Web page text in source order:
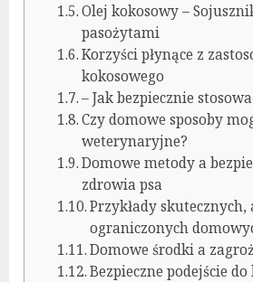
Olej kokosowy –
pasożytami
Korzyści płynące z
kokosowego
– Jak bezpiecznie
Czy domowe sposoby
weterynaryjne?
Domowe metody a
zdrowia psa
Przykłady skutecznych,
ograniczonych
Domowe środki a
Bezpieczne podejście do